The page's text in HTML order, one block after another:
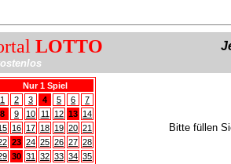
LOTTO
Nur 1 Spiel
1
2 3 4 5 6
7
8
9 10 11 12 13 14
16 17 18 19 20 21
23 24 25 26 27 28
30 31 32 33 34 35
Bitte füllen